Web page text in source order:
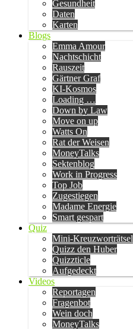
Gesundheit
Daten
Karten
Blogs
Emma Amour
Nachtschicht
Rauszeit
Gärtner Graf
KI-Kosmos
Loading …
Down by Law
Move on up
Watts On
Rat der Weisen
MoneyTalks
Sektenblog
Work in Progress
Top Job
Zugestiegen
Madame Energie
Smart gespart
Quiz
Mini-Kreuzworträtsel
Quizz den Huber
Quizzticle
Aufgedeckt
Videos
Reportagen
Fragenbot
Wein doch
MoneyTalks